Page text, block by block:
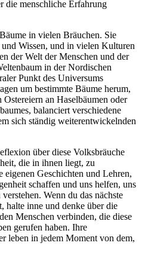
⁣die menschliche Erfahrung
in ‍vielen‌ Bräuchen. Sie
Wissen, und in ‍vielen‌ Kulturen
der Welt ‌der ⁣Menschen und der
in der Nordischen
Punkt des Universums
um bestimmte⁢ Bäume herum,
an Haselbäumen oder
balanciert verschiedene
sich ständig weiterentwickelnden
über diese Volksbräuche
die⁤ in ihnen ⁤liegt, zu
eigenen​ Geschichten und Lehren,
schaffen und uns helfen, uns
Wenn ‌du das nächste
halte⁤ inne und​ denke über die
Menschen verbinden, die diese⁢
gerufen haben.⁣ Ihre
leben in jedem Moment von dem,